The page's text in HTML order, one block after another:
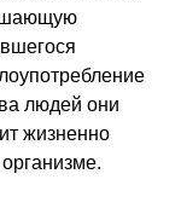
людей они
жизненно